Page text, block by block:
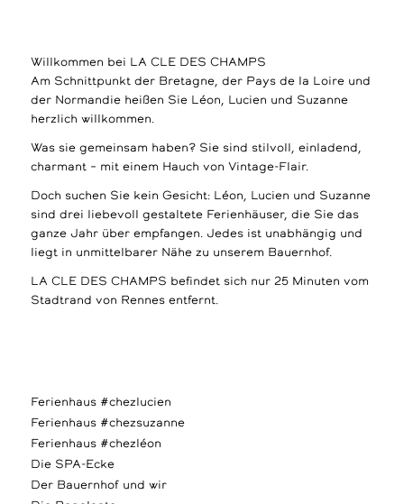
Willkommen bei LA CLE DES CHAMPS
Am Schnittpunkt der Bretagne, der Pays de la Loire und
der Normandie heißen Sie Léon, Lucien und Suzanne
herzlich willkommen.
Was sie gemeinsam haben? Sie sind stilvoll, einladend,
charmant – mit einem Hauch von Vintage-Flair.
Doch suchen Sie kein Gesicht: Léon, Lucien und Suzanne
sind drei liebevoll gestaltete Ferienhäuser, die Sie das
ganze Jahr über empfangen. Jedes ist unabhängig und
liegt in unmittelbarer Nähe zu unserem Bauernhof.
LA CLE DES CHAMPS befindet sich nur 25 Minuten vom
Stadtrand von Rennes entfernt.
Ferienhaus #chezlucien
Ferienhaus #chezsuzanne
Ferienhaus #chezléon
Die SPA-Ecke
Der Bauernhof und wir